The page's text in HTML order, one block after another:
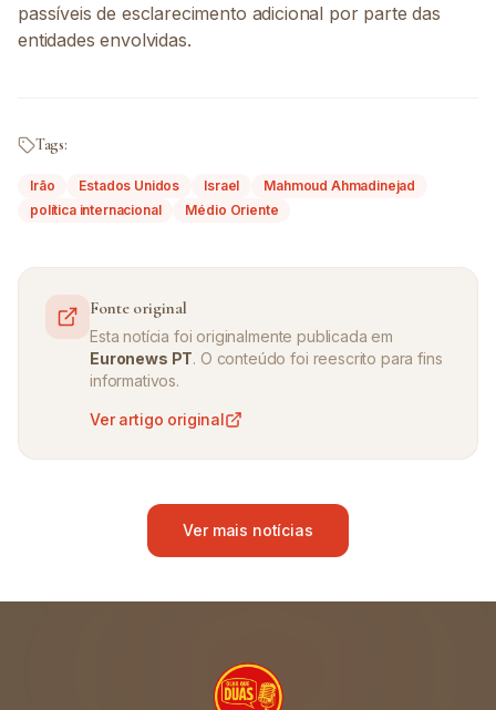
passíveis de esclarecimento adicional por parte das
entidades envolvidas.
Tags:
Irão Estados Unidos Israel
Mahmoud Ahmadinejad
política internacional
Médio Oriente
Fonte original
Esta notícia foi originalmente publicada em
Euronews PT. O conteúdo foi reescrito para fins
informativos.
Ver artigo original
Ver mais notícias